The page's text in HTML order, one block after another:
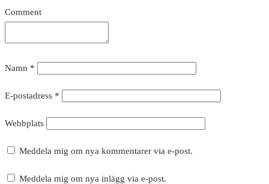
Comment
Namn *
E-postadress *
Webbplats
Meddela mig om nya kommentarer via e-post.
Meddela mig om nya inlägg via e-post.